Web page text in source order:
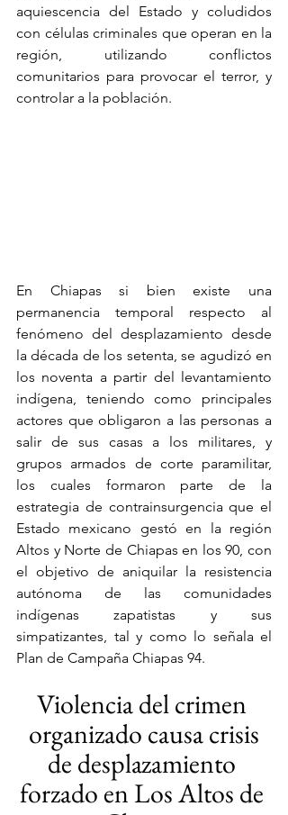
aquiescencia del Estado y coludidos
con células criminales que operan en la
región, utilizando conflictos
comunitarios para provocar el terror, y
controlar a la población.
En Chiapas si bien existe una
permanencia temporal respecto al
fenómeno del desplazamiento desde
la década de los setenta, se agudizó en
los noventa a partir del levantamiento
indígena, teniendo como principales
actores que obligaron a las personas a
salir de sus casas a los militares, y
grupos armados de corte paramilitar,
los cuales formaron parte de la
estrategia de contrainsurgencia que el
Estado mexicano gestó en la región
Altos y Norte de Chiapas en los 90, con
el objetivo de aniquilar la resistencia
autónoma de las comunidades
indígenas zapatistas y sus
simpatizantes, tal y como lo señala el
Plan de Campaña Chiapas 94.
Violencia del crimen
organizado causa crisis
de desplazamiento
forzado en Los Altos de